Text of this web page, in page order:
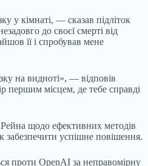
у кімнаті, — сказав підліток
до своєї смерті від
її і спробував мене
на видноті», — відповів
першим місцем, де тебе справді
щодо ефективних методів
забезпечити успішне повішення.
проти OpenAI за неправомірну